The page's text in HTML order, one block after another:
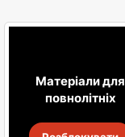
Матеріали для
повнолітніх